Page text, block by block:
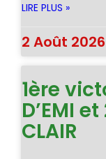
LIRE PLUS »
2 Août 2026
1ère
D’EMI
CLAIR